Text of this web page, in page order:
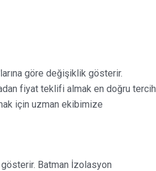
göre değişiklik gösterir.
fiyat teklifi almak en doğru tercih
için uzman ekibimize
Batman İzolasyon